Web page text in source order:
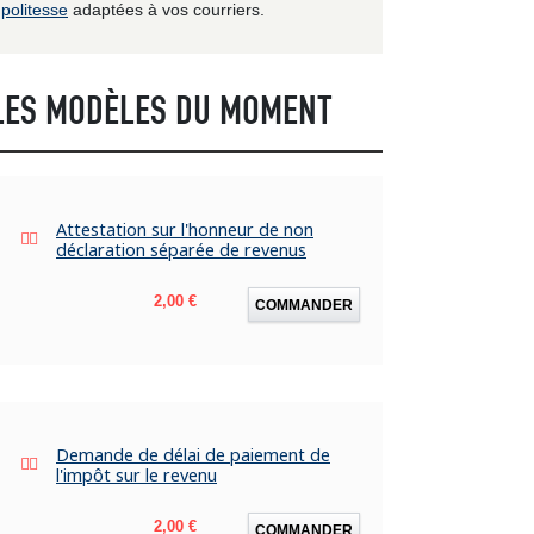
politesse adaptées à vos courriers.
MODÈLES DU MOMENT
Attestation sur l'honneur de non
déclaration séparée de revenus
Prix
2,00 € COMMANDER
Demande de délai de paiement de
l'impôt sur le revenu
Prix
2,00 € COMMANDER